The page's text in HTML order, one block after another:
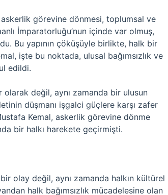
askerlik görevine dönmesi, toplumsal ve
İmparatorluğu’nun içinde var olmuş,
Bu yapının çöküşüyle birlikte, halk bir
işte bu noktada, ulusal bağımsızlık ve
edildi.
olarak değil, aynı zamanda bir ulusun
düşmanı işgalci güçlere karşı zafer
Kemal, askerlik görevine dönme
bir halkı harekete geçirmişti.
olay değil, aynı zamanda halkın kültürel
halk bağımsızlık mücadelesine olan